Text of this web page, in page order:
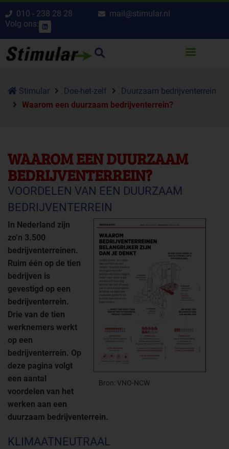
010 - 238 28 28
mail@stimular.nl
Volg ons:
Stimular Doe-het-zelf
Duurzaam bedrijventerrein
Waarom een duurzaam bedrijventerrein?
WAAROM EEN DUURZAAM
BEDRIJVENTERREIN?
VOORDELEN VAN EEN DUURZAAM
BEDRIJVENTERREIN
Bron: VNO-NCW
In Nederland zijn
zo’n 3.500
bedrijventerreinen.
Ruim één op de tien
bedrijven is
gevestigd op een
bedrijventerrein.
Drie van de tien
werknemers werkt
op een
bedrijventerrein. Op
deze pagina volgt
een aantal
voordelen van het
werken aan een
duurzaam bedrijventerrein.
KLIMAATNEUTRAAL